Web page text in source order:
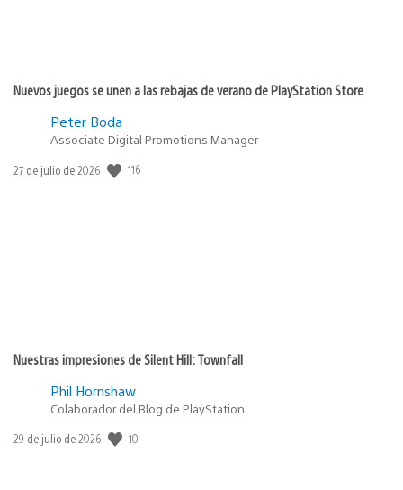
Nuevos juegos se unen a las rebajas de verano de PlayStation Store
Peter Boda
Associate Digital Promotions Manager
Fecha
27 de julio de 2026 116
Nuestras impresiones de Silent Hill: Townfall
Phil Hornshaw
Colaborador del Blog de PlayStation
Fecha
29 de julio de 2026 10